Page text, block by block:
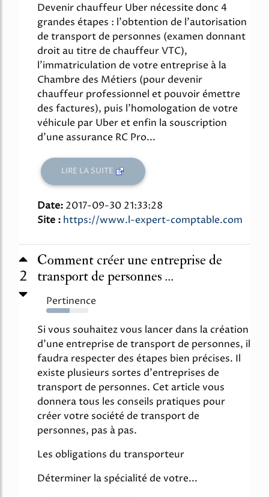
Devenir chauffeur Uber nécessite donc 4
grandes étapes : l'obtention de l'autorisation
de transport de personnes (examen donnant
droit au titre de chauffeur VTC),
l'immatriculation de votre entreprise à la
Chambre des Métiers (pour devenir
chauffeur professionnel et pouvoir émettre
des factures), puis l'homologation de votre
véhicule par Uber et enfin la souscription
d'une assurance RC Pro...
LIRE LA SUITE
Date: 2017-09-30 21:33:28
Site : https://www.l-expert-comptable.com
2
Comment créer une entreprise de
transport de personnes ...
Pertinence
55%
Si vous souhaitez vous lancer dans la création
d'une entreprise de transport de personnes, il
faudra respecter des étapes bien précises. Il
existe plusieurs sortes d'entreprises de
transport de personnes. Cet article vous
donnera tous les conseils pratiques pour
créer votre société de transport de
personnes, pas à pas.
Les obligations du transporteur
Déterminer la spécialité de votre...